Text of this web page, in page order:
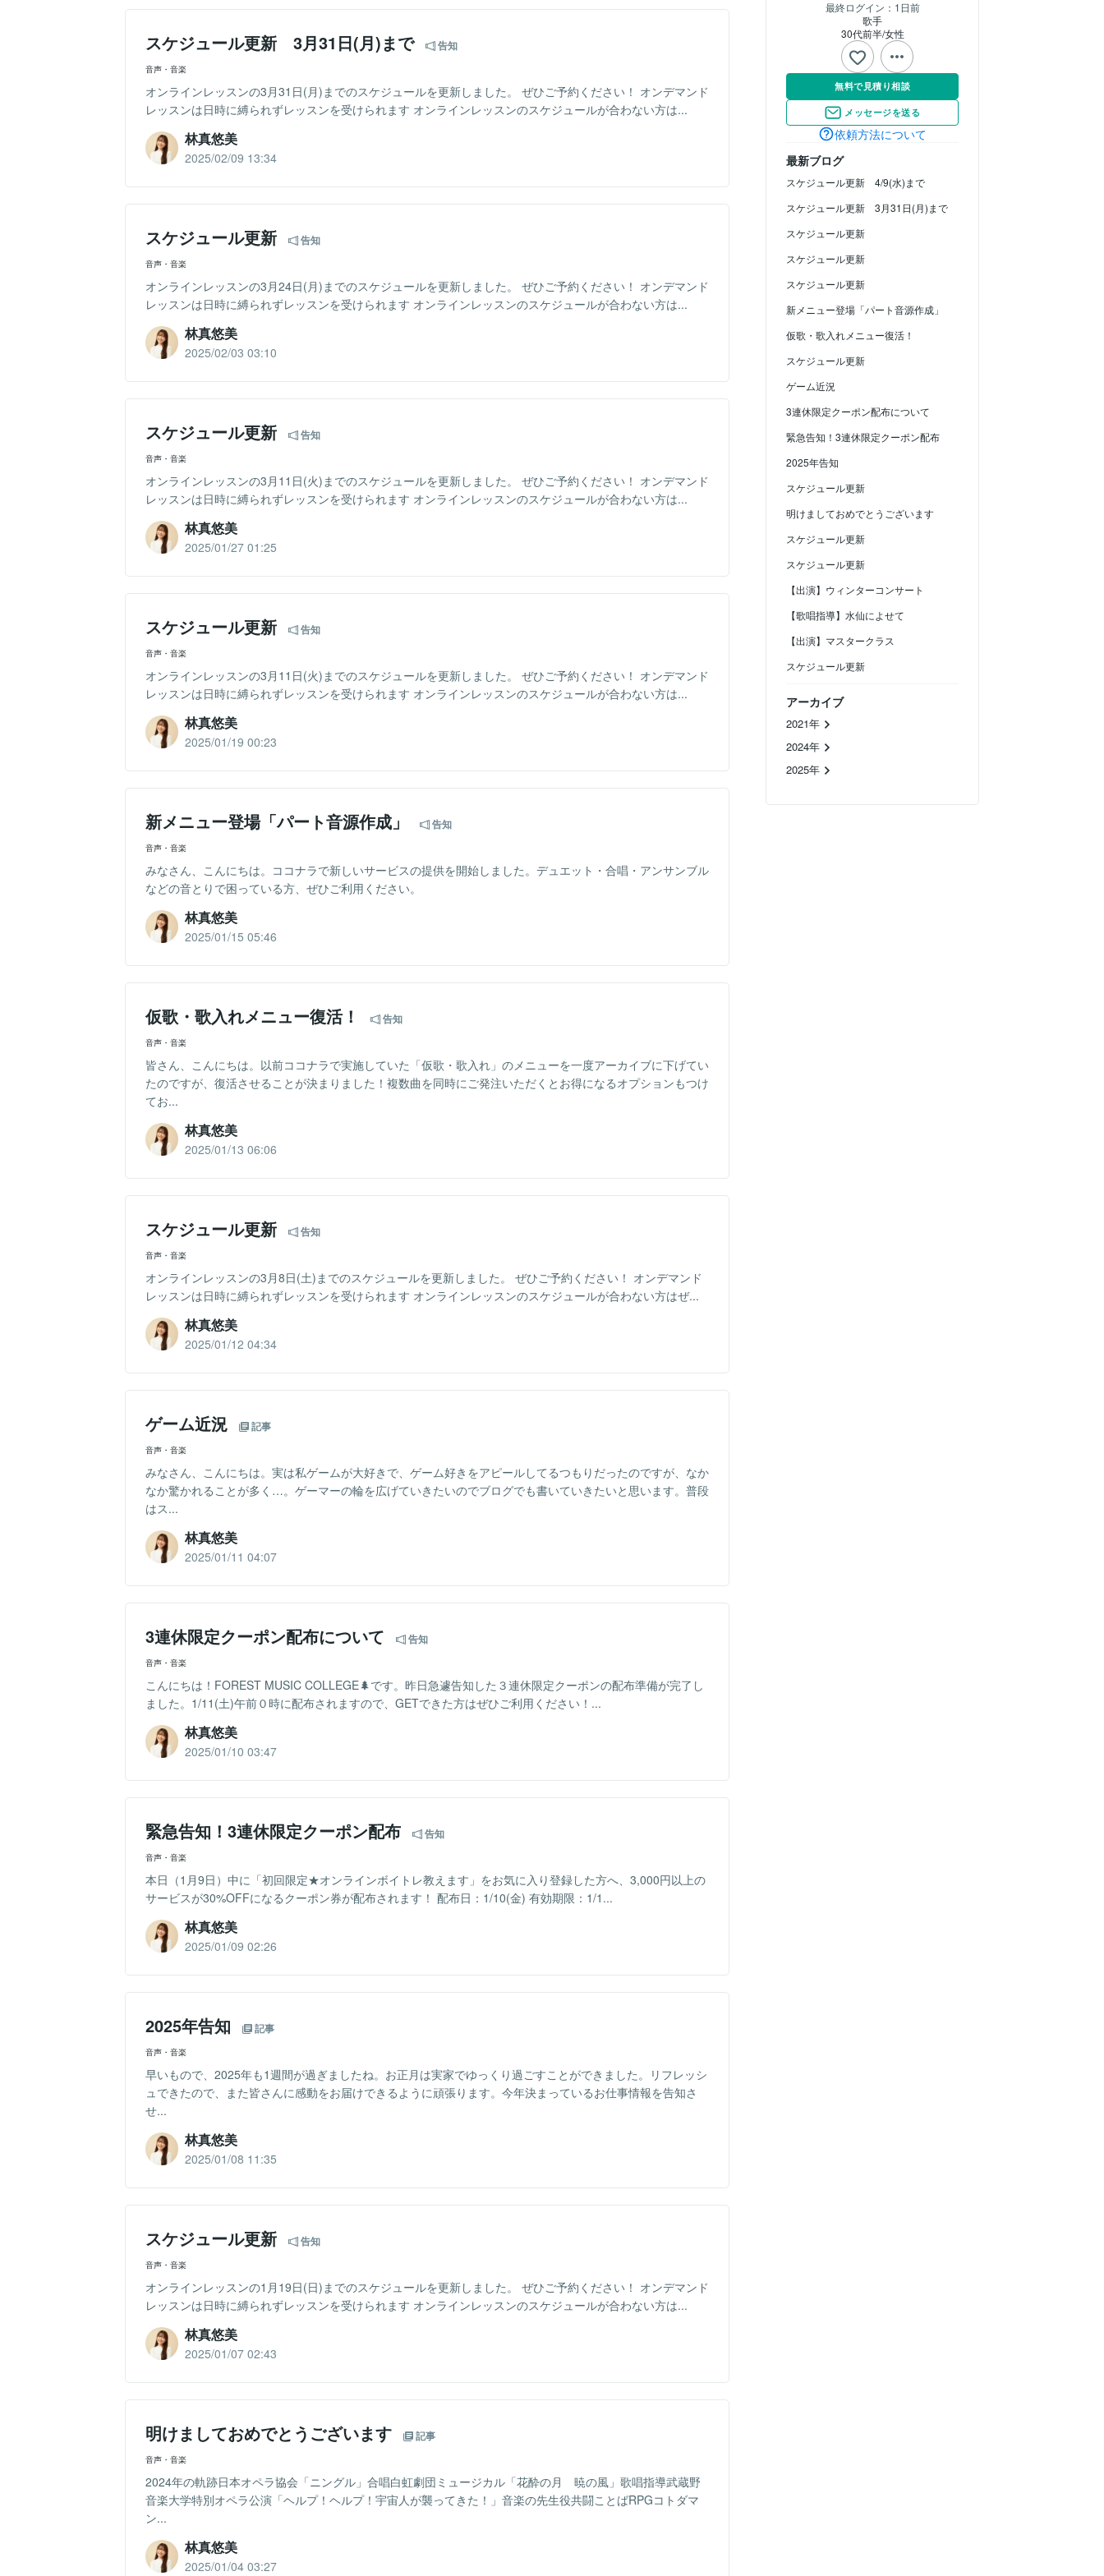
最終ログイン： 1日前
歌手
30代前半女性
無料で見積り相談
メッセージを送る
依頼方法について
最新ブログ
スケジュール更新 4/9(水)まで
スケジュール更新 3月31日(月)まで
スケジュール更新
スケジュール更新
スケジュール更新
新メニュー登場「パート音源作成」
仮歌・歌入れメニュー復活！
スケジュール更新
ゲーム近況
3連休限定クーポン配布について
緊急告知！3連休限定クーポン配布
2025年告知
スケジュール更新
明けましておめでとうございます
スケジュール更新
スケジュール更新
【出演】ウィンターコンサート
【歌唱指導】水仙によせて
【出演】マスタークラス
スケジュール更新
アーカイブ
2021年
2024年
2025年
スケジュール更新 3月31日(月)まで 告知
音声・音楽
オンラインレッスンの3月31日(月)までのスケジュールを更新しました。 ぜひご予約ください！ オンデマンド
レッスンは日時に縛られずレッスンを受けられます オンラインレッスンのスケジュールが合わない方は...
林真悠美
2025/02/09 13:34
スケジュール更新 告知
音声・音楽
オンラインレッスンの3月24日(月)までのスケジュールを更新しました。 ぜひご予約ください！ オンデマンド
レッスンは日時に縛られずレッスンを受けられます オンラインレッスンのスケジュールが合わない方は...
林真悠美
2025/02/03 03:10
スケジュール更新 告知
音声・音楽
オンラインレッスンの3月11日(火)までのスケジュールを更新しました。 ぜひご予約ください！ オンデマンド
レッスンは日時に縛られずレッスンを受けられます オンラインレッスンのスケジュールが合わない方は...
林真悠美
2025/01/27 01:25
スケジュール更新 告知
音声・音楽
オンラインレッスンの3月11日(火)までのスケジュールを更新しました。 ぜひご予約ください！ オンデマンド
レッスンは日時に縛られずレッスンを受けられます オンラインレッスンのスケジュールが合わない方は...
林真悠美
2025/01/19 00:23
新メニュー登場「パート音源作成」 告知
音声・音楽
みなさん、こんにちは。ココナラで新しいサービスの提供を開始しました。デュエット・合唱・アンサンブル
などの音とりで困っている方、ぜひご利用ください。
林真悠美
2025/01/15 05:46
仮歌・歌入れメニュー復活！ 告知
音声・音楽
皆さん、こんにちは。以前ココナラで実施していた「仮歌・歌入れ」のメニューを一度アーカイブに下げてい
たのですが、復活させることが決まりました！複数曲を同時にご発注いただくとお得になるオプションもつけ
てお...
林真悠美
2025/01/13 06:06
スケジュール更新 告知
音声・音楽
オンラインレッスンの3月8日(土)までのスケジュールを更新しました。 ぜひご予約ください！ オンデマンド
レッスンは日時に縛られずレッスンを受けられます オンラインレッスンのスケジュールが合わない方はぜ...
林真悠美
2025/01/12 04:34
ゲーム近況 記事
音声・音楽
みなさん、こんにちは。実は私ゲームが大好きで、ゲーム好きをアピールしてるつもりだったのですが、なか
なか驚かれることが多く…。ゲーマーの輪を広げていきたいのでブログでも書いていきたいと思います。普段
はス...
林真悠美
2025/01/11 04:07
3連休限定クーポン配布について 告知
音声・音楽
こんにちは！FOREST MUSIC COLLEGE🌲です。昨日急遽告知した３連休限定クーポンの配布準備が完了し
ました。1/11(土)午前０時に配布されますので、GETできた方はぜひご利用ください！...
林真悠美
2025/01/10 03:47
緊急告知！3連休限定クーポン配布 告知
音声・音楽
本日（1月9日）中に「初回限定★オンラインボイトレ教えます」をお気に入り登録した方へ、3,000円以上の
サービスが30%OFFになるクーポン券が配布されます！ 配布日：1/10(金) 有効期限：1/1...
林真悠美
2025/01/09 02:26
2025年告知 記事
音声・音楽
早いもので、2025年も1週間が過ぎましたね。お正月は実家でゆっくり過ごすことができました。リフレッシ
ュできたので、また皆さんに感動をお届けできるように頑張ります。今年決まっているお仕事情報を告知さ
せ...
林真悠美
2025/01/08 11:35
スケジュール更新 告知
音声・音楽
オンラインレッスンの1月19日(日)までのスケジュールを更新しました。 ぜひご予約ください！ オンデマンド
レッスンは日時に縛られずレッスンを受けられます オンラインレッスンのスケジュールが合わない方は...
林真悠美
2025/01/07 02:43
明けましておめでとうございます 記事
音声・音楽
2024年の軌跡日本オペラ協会「ニングル」合唱白虹劇団ミュージカル「花酔の月 暁の風」歌唱指導武蔵野
音楽大学特別オペラ公演「ヘルプ！ヘルプ！宇宙人が襲ってきた！」音楽の先生役共闘ことばRPGコトダマ
ン...
林真悠美
2025/01/04 03:27